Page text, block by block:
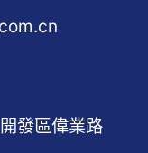
發區偉業路